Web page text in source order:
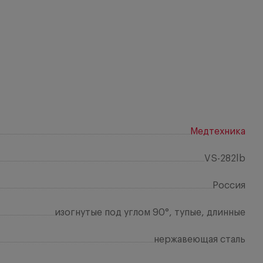
Медтехника
VS-282lb
Россия
изогнутые под углом 90°, тупые, длинные
нержавеющая сталь